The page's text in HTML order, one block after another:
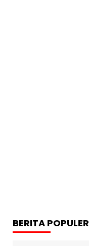
BERITA POPULER